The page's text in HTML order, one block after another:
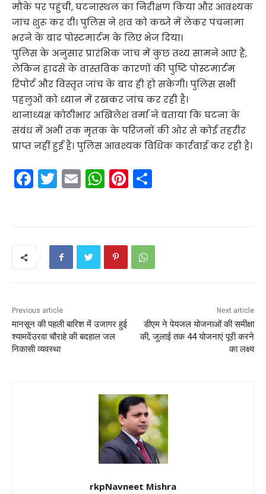
मौके पर पहुंची, घटनास्थल का निरीक्षण किया और आवश्यक
जांच शुरू कर दी। पुलिस ने शव को कब्जे में लेकर पंचनामा
भरने के बाद पोस्टमार्टम के लिए भेज दिया।
पुलिस के अनुसार प्रारंभिक जांच में कुछ तथ्य सामने आए हैं,
लेकिन हादसे के वास्तविक कारणों की पुष्टि पोस्टमार्टम
रिपोर्ट और विस्तृत जांच के बाद ही हो सकेगी। पुलिस सभी
पहलुओं को ध्यान में रखकर जांच कर रही है।
थानाध्यक्ष कोठीभार अखिलेश वर्मा ने बताया कि घटना के
संबंध में अभी तक मृतक के परिजनों की ओर से कोई तहरीर
प्राप्त नहीं हुई है। पुलिस आवश्यक विधिक कार्रवाई कर रही है।
F
a
k
T
w
E
m
W
h
A
p
Pi
nt
st
Previous article
मानसून की पहली बारिश में उजागर हुई
श्यामदेंउरवा चौराहे की बदहाल जल
निकासी व्यवस्था
Next article
डीएम ने पेयजल योजनाओं की समीक्षा
की, जुलाई तक 44 योजनाएं पूरी करने
का लक्ष्य
rkpNavneet Mishra